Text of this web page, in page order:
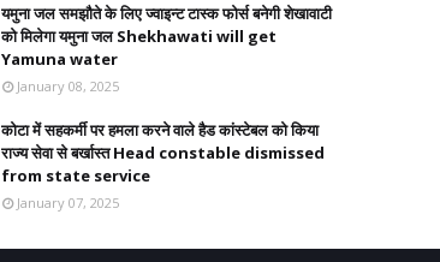
यमुना जल समझौते के लिए ज्वाइन्ट टास्क फोर्स बनेगी शेखावाटी
को मिलेगा यमुना जल Shekhawati will get
Yamuna water
January 08, 2025
कोटा में सहकर्मी पर हमला करने वाले हैड कांस्टेबल को किया
राज्य सेवा से बर्खास्त Head constable dismissed
from state service
January 07, 2025